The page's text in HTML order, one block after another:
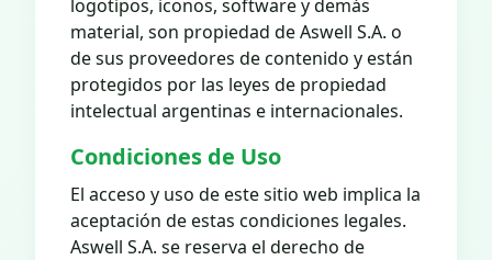
logotipos, iconos, software y demás
material, son propiedad de Aswell S.A. o
de sus proveedores de contenido y están
protegidos por las leyes de propiedad
intelectual argentinas e internacionales.
Condiciones de Uso
El acceso y uso de este sitio web implica la
aceptación de estas condiciones legales.
Aswell S.A. se reserva el derecho de